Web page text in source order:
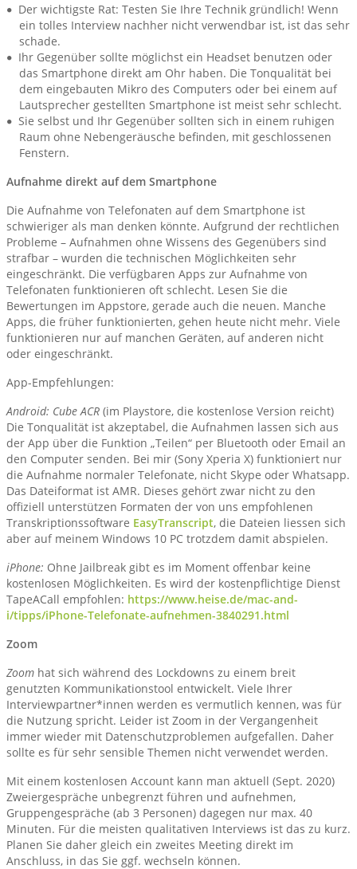
Der wichtigste Rat: Testen Sie Ihre Technik gründlich! Wenn
ein tolles Interview nachher nicht verwendbar ist, ist das sehr
schade.
Ihr Gegenüber sollte möglichst ein Headset benutzen oder
das Smartphone direkt am Ohr haben. Die Tonqualität bei
dem eingebauten Mikro des Computers oder bei einem auf
Lautsprecher gestellten Smartphone ist meist sehr schlecht.
Sie selbst und Ihr Gegenüber sollten sich in einem ruhigen
Raum ohne Nebengeräusche befinden, mit geschlossenen
Fenstern.
Aufnahme direkt auf dem Smartphone
Die Aufnahme von Telefonaten auf dem Smartphone ist
schwieriger als man denken könnte. Aufgrund der rechtlichen
Probleme – Aufnahmen ohne Wissens des Gegenübers sind
strafbar – wurden die technischen Möglichkeiten sehr
eingeschränkt. Die verfügbaren Apps zur Aufnahme von
Telefonaten funktionieren oft schlecht. Lesen Sie die
Bewertungen im Appstore, gerade auch die neuen. Manche
Apps, die früher funktionierten, gehen heute nicht mehr. Viele
funktionieren nur auf manchen Geräten, auf anderen nicht
oder eingeschränkt.
App-Empfehlungen:
Android: Cube ACR (im Playstore, die kostenlose Version reicht)
Die Tonqualität ist akzeptabel, die Aufnahmen lassen sich aus
der App über die Funktion „Teilen“ per Bluetooth oder Email an
den Computer senden. Bei mir (Sony Xperia X) funktioniert nur
die Aufnahme normaler Telefonate, nicht Skype oder Whatsapp.
Das Dateiformat ist AMR. Dieses gehört zwar nicht zu den
offiziell unterstützen Formaten der von uns empfohlenen
Transkriptionssoftware EasyTranscript, die Dateien liessen sich
aber auf meinem Windows 10 PC trotzdem damit abspielen.
iPhone: Ohne Jailbreak gibt es im Moment offenbar keine
kostenlosen Möglichkeiten. Es wird der kostenpflichtige Dienst
TapeACall empfohlen: https://www.heise.de/mac-and-
i/tipps/iPhone-Telefonate-aufnehmen-3840291.html
Zoom
Zoom hat sich während des Lockdowns zu einem breit
genutzten Kommunikationstool entwickelt. Viele Ihrer
Interviewpartner*innen werden es vermutlich kennen, was für
die Nutzung spricht. Leider ist Zoom in der Vergangenheit
immer wieder mit Datenschutzproblemen aufgefallen. Daher
sollte es für sehr sensible Themen nicht verwendet werden.
Mit einem kostenlosen Account kann man aktuell (Sept. 2020)
Zweiergespräche unbegrenzt führen und aufnehmen,
Gruppengespräche (ab 3 Personen) dagegen nur max. 40
Minuten. Für die meisten qualitativen Interviews ist das zu kurz.
Planen Sie daher gleich ein zweites Meeting direkt im
Anschluss, in das Sie ggf. wechseln können.